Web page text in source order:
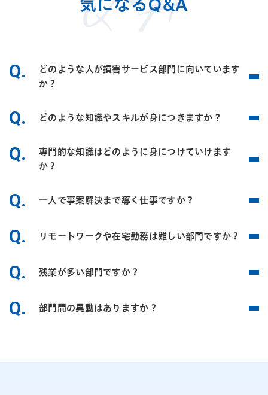
Q.
どのような人が損害サービス部門に向いています
か？
Q. どのような知識やスキルが身につきますか？
Q.
専門的な知識はどのように身につけていけます
か？
Q. 一人で事案解決まで導く仕事ですか？
Q. リモートワークや在宅勤務は難しい部門ですか？
Q. 残業が多い部門ですか？
Q. 部門間の異動はありますか？